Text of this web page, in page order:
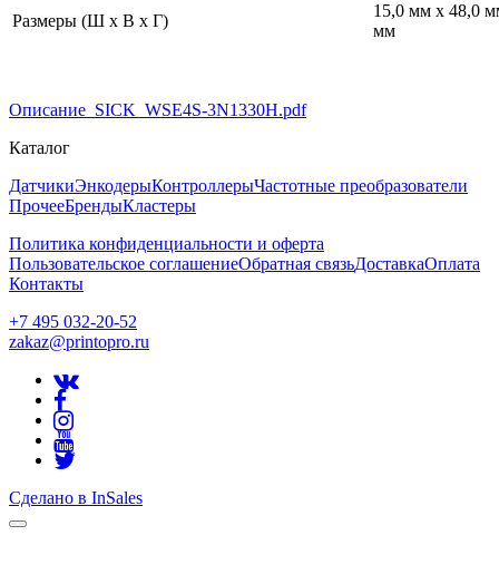
Размеры (Ш x В x Г)
15,0 мм x 48,0
мм
Описание_SICK_WSE4S-3N1330H.pdf
Каталог
ДатчикиЭнкодерыКонтроллерыЧастотные преобразователи
ПрочееБрендыКластеры
Политика конфиденциальности и оферта
Пользовательское соглашениеОбратная связьДоставкаОплата
Контакты
+7 495 032-20-52
zakaz@printopro.ru
Сделано в InSales